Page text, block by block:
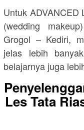
Untuk ADVANCED
(wedding
Grogol – Kediri,
jelas lebih
belajarnya juga
Les Tata